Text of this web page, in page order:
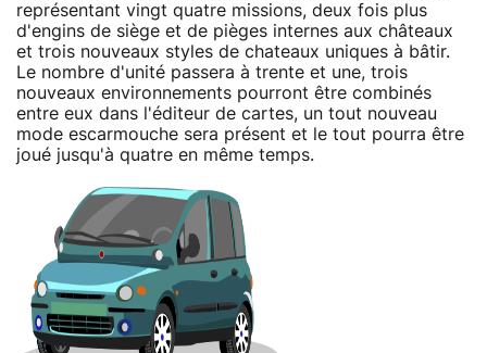
représentant vingt quatre missions, deux fois plus
d'engins de siège et de pièges internes aux châteaux
et trois nouveaux styles de chateaux uniques à bâtir.
Le nombre d'unité passera à trente et une, trois
nouveaux environnements pourront être combinés
entre eux dans l'éditeur de cartes, un tout nouveau
mode escarmouche sera présent et le tout pourra être
joué jusqu'à quatre en même temps.